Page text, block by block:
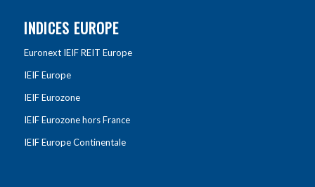
INDICES EUROPE
Euronext IEIF REIT Europe
IEIF Europe
IEIF Eurozone
IEIF Eurozone hors France
IEIF Europe Continentale